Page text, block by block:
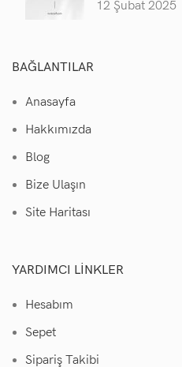
12 Şubat 2025
BAĞLANTILAR
Anasayfa
Hakkımızda
Blog
Bize Ulaşın
Site Haritası
YARDIMCI LINKLER
Hesabım
Sepet
Sipariş Takibi